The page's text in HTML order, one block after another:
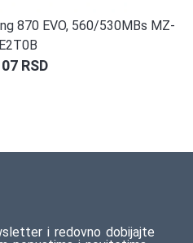
870 EVO, 560/530MBs MZ-
RSD
i redovno dobijajte